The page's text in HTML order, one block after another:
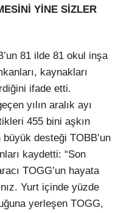
YİNE SİZLER
81 ilde 81 okul inşa
kaynakları
ifade etti.
yılın aralık ayı
455 bini aşkın
büyük desteği TOBB’un
kaydetti: “Son
TOGG’un hayata
Yurt içinde yüzde
yerleşen TOGG,